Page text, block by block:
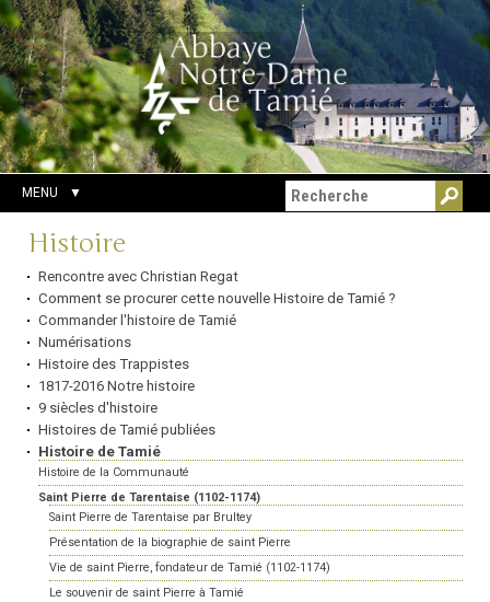
Aller
au
contenu.
|
Aller
à
la
navigation
Outils
personnels
Chercher par
Recherche
avancée…
MENU
Navigation
Histoire
Rencontre avec Christian Regat
Comment se procurer cette nouvelle Histoire de Tamié ?
Commander l'histoire de Tamié
Numérisations
Histoire des Trappistes
1817-2016 Notre histoire
9 siècles d'histoire
Histoires de Tamié publiées
Histoire de Tamié
Histoire de la Communauté
Saint Pierre de Tarentaise (1102-1174)
Saint Pierre de Tarentaise par Brultey
Présentation de la biographie de saint Pierre
Vie de saint Pierre, fondateur de Tamié (1102-1174)
Le souvenir de saint Pierre à Tamié